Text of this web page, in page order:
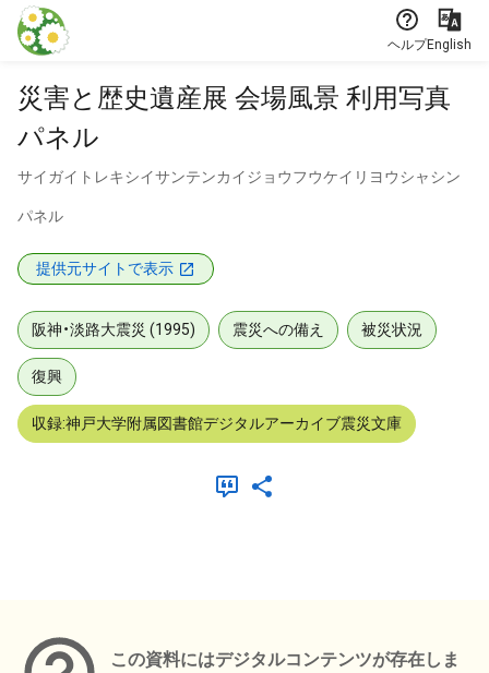
本文に飛ぶ
ヘルプEnglish
災害と歴史遺産展 会場風景 利用写真
パネル
サイガイトレキシイサンテンカイジョウフウケイリヨウシャシン
パネル
提供元サイトで表示
阪神・淡路大震災 (1995) 震災への備え 被災状況
復興
収録:神戸大学附属図書館デジタルアーカイブ震災文庫
この資料にはデジタルコンテンツが存在しま